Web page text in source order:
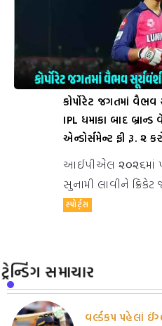
કોર્પોરેટ જગતમાં વૈભવ
IPL ધમાકા બાદ
એન્ડોર્સમેન્ટ ફી રૂ. ૨
આઈપીએલ ૨૦૨૬માં
સુનામી લાવીને ક્રિકેટ
સ્પોર્ટ્સ
સમાચાર
વર્લ્ડકપ પહેલાં